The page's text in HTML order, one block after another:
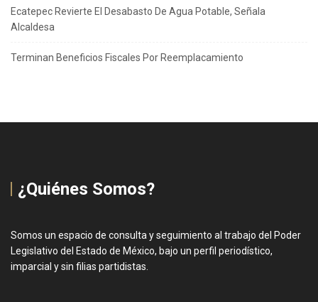
Ecatepec Revierte El Desabasto De Agua Potable, Señala
Alcaldesa
Terminan Beneficios Fiscales Por Reemplacamiento
¿Quiénes Somos?
Somos un espacio de consulta y seguimiento al trabajo del Poder
Legislativo del Estado de México, bajo un perfil periodístico,
imparcial y sin filias partidistas.